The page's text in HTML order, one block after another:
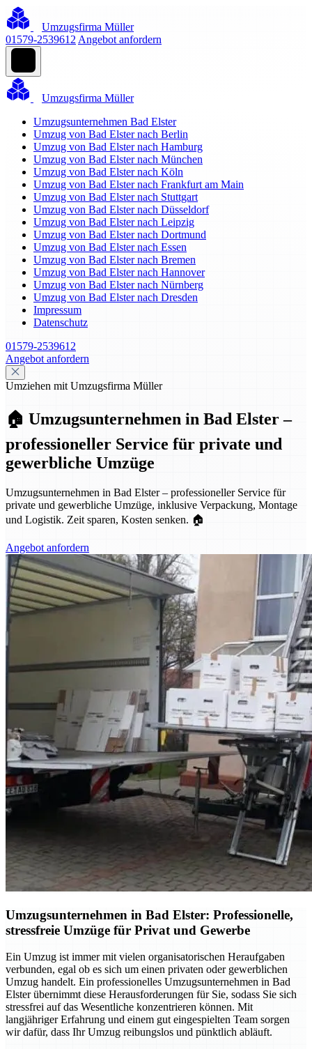
Umzugsfirma Müller
01579-2539612 Angebot anfordern
Umzugsfirma Müller
Umzugsunternehmen Bad Elster
Umzug von Bad Elster nach Berlin
Umzug von Bad Elster nach Hamburg
Umzug von Bad Elster nach München
Umzug von Bad Elster nach Köln
Umzug von Bad Elster nach Frankfurt am Main
Umzug von Bad Elster nach Stuttgart
Umzug von Bad Elster nach Düsseldorf
Umzug von Bad Elster nach Leipzig
Umzug von Bad Elster nach Dortmund
Umzug von Bad Elster nach Essen
Umzug von Bad Elster nach Bremen
Umzug von Bad Elster nach Hannover
Umzug von Bad Elster nach Nürnberg
Umzug von Bad Elster nach Dresden
Impressum
Datenschutz
01579-2539612
Angebot anfordern
Umziehen mit Umzugsfirma Müller
🏠 Umzugsunternehmen in Bad Elster –
professioneller Service für private und
gewerbliche Umzüge
Umzugsunternehmen in Bad Elster – professioneller Service für
private und gewerbliche Umzüge, inklusive Verpackung, Montage
und Logistik. Zeit sparen, Kosten senken. 🏠
Angebot anfordern
Umzugsunternehmen in Bad Elster: Professionelle,
stressfreie Umzüge für Privat und Gewerbe
Ein Umzug ist immer mit vielen organisatorischen Heraufgaben
verbunden, egal ob es sich um einen privaten oder gewerblichen
Umzug handelt. Ein professionelles Umzugsunternehmen in Bad
Elster übernimmt diese Herausforderungen für Sie, sodass Sie sich
stressfrei auf das Wesentliche konzentrieren können. Mit
langjähriger Erfahrung und einem gut eingespielten Team sorgen
wir dafür, dass Ihr Umzug reibungslos und pünktlich abläuft.